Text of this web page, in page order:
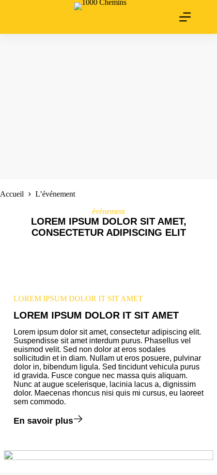
Accueil L’événement
événement
LOREM IPSUM DOLOR SIT AMET,
CONSECTETUR ADIPISCING ELIT
LOREM IPSUM DOLOR IT SIT AMET
LOREM IPSUM DOLOR IT SIT AMET
Lorem ipsum dolor sit amet, consectetur adipiscing elit.
Suspendisse sit amet interdum purus. Phasellus vel
euismod velit. Sed non dolor at eros sodales
sollicitudin et in diam. Nullam ut eros posuere, pulvinar
dolor in, bibendum ligula. Sed tincidunt vehicula purus
id gravida. Fusce congue nec massa quis aliquam.
Nunc at augue scelerisque, lacinia lacus a, dignissim
dolor. Maecenas rhoncus nisi quis mi cursus, eu laoreet
sem commodo.
En savoir plus